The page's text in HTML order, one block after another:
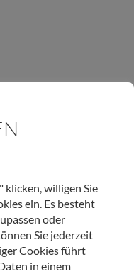
BEGLEITUNG
klicken, willigen Sie
ein. Es besteht
oder
Sie jederzeit
Cookies führt
in einem